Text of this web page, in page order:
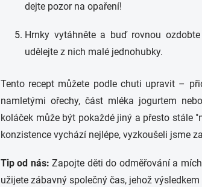
dejte pozor na opaření!
Hrnky vytáhněte a buď rovnou
udělejte z nich malé jednohubky.
Tento recept můžete podle chuti upravit –
namletými ořechy, část mléka jogurtem
koláček může být pokaždé jiný a přesto stále
konzistence vychází nejlépe, vyzkoušeli jsme
Tip od nás: Zapojte děti do odměřování a
užijete zábavný společný čas, jehož